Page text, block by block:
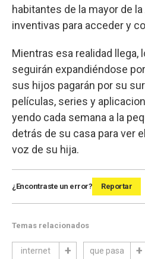
habitantes de la mayor de
inventivas para acceder y
Mientras esa realidad llega,
seguirán expandiéndose
sus hijos pagarán por su
películas, series y
yendo cada semana a la
detrás de su casa para ver
voz de su hija.
¿Encontraste un error? Reportar
Temas relacionados
internet que pasa